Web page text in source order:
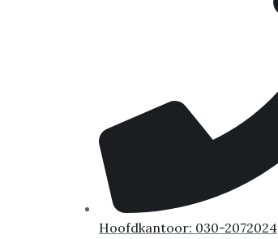
Hoofdkantoor: 030-2072024